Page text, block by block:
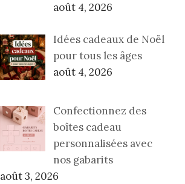
août 4, 2026
Idées cadeaux de Noël
pour tous les âges
août 4, 2026
Confectionnez des
boîtes cadeau
personnalisées avec
nos gabarits
août 3, 2026